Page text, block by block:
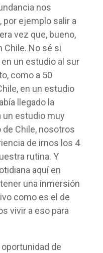
nos
ejemplo salir a
vez que, bueno,
Chile. No sé si
un estudio al sur
como a 50
en un estudio
llegado la
un estudio muy
de Chile, nosotros
de irnos los 4
rutina. Y
aquí en
una inmersión
como es el de
vivir a eso para
de